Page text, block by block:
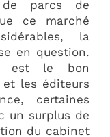
de parcs de
ce marché
la
en question.
est le bon
les éditeurs
certaines
un surplus de
du cabinet